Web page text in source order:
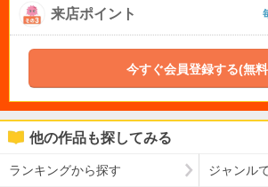
来店ポイント
今すぐ会員登録する(無
他の作品も探してみる
ランキングから探す ジャンル